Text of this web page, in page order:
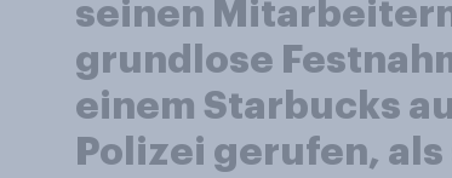
seinen
grundlose
einem Starbucks
Polizei gerufen,